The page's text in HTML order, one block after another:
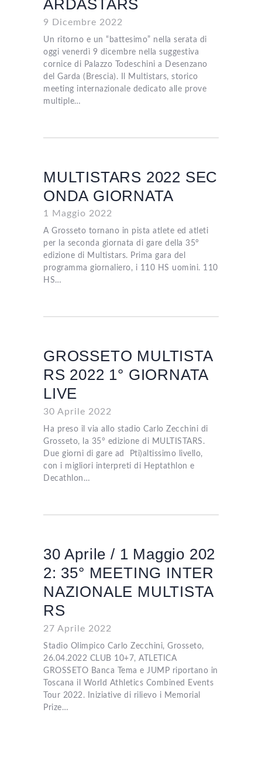
ARDASTARS
9 Dicembre 2022
Un ritorno e un “battesimo” nella serata di
oggi venerdì 9 dicembre nella suggestiva
cornice di Palazzo Todeschini a Desenzano
del Garda (Brescia). Il Multistars, storico
meeting internazionale dedicato alle prove
multiple…
MULTISTARS 2022 SEC
ONDA GIORNATA
1 Maggio 2022
A Grosseto tornano in pista atlete ed atleti
per la seconda giornata di gare della 35°
edizione di Multistars. Prima gara del
programma giornaliero, i 110 HS uomini. 110
HS…
GROSSETO MULTISTA
RS 2022 1° GIORNATA
LIVE
30 Aprile 2022
Ha preso il via allo stadio Carlo Zecchini di
Grosseto, la 35° edizione di MULTISTARS.
Due giorni di gare ad Pti)altissimo livello,
con i migliori interpreti di Heptathlon e
Decathlon…
30 Aprile / 1 Maggio 202
2: 35° MEETING INTER
NAZIONALE MULTISTA
RS
27 Aprile 2022
Stadio Olimpico Carlo Zecchini, Grosseto,
26.04.2022 CLUB 10+7, ATLETICA
GROSSETO Banca Tema e JUMP riportano in
Toscana il World Athletics Combined Events
Tour 2022. Iniziative di rilievo i Memorial
Prize…